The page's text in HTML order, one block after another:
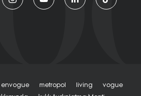
Envogue Metropol Living
Vogue